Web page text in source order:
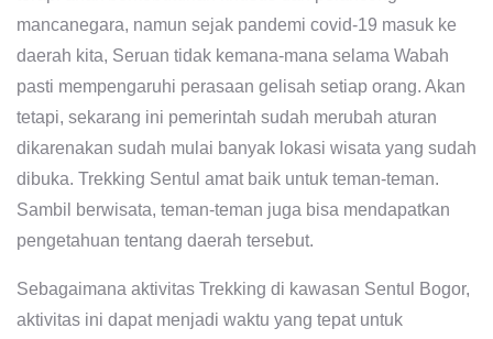
mancanegara, namun sejak pandemi covid-19 masuk ke
daerah kita, Seruan tidak kemana-mana selama Wabah
pasti mempengaruhi perasaan gelisah setiap orang. Akan
tetapi, sekarang ini pemerintah sudah merubah aturan
dikarenakan sudah mulai banyak lokasi wisata yang sudah
dibuka. Trekking Sentul amat baik untuk teman-teman.
Sambil berwisata, teman-teman juga bisa mendapatkan
pengetahuan tentang daerah tersebut.
Sebagaimana aktivitas Trekking di kawasan Sentul Bogor,
aktivitas ini dapat menjadi waktu yang tepat untuk